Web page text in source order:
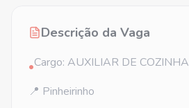
Descrição da Vaga
•Cargo: AUXILIAR DE COZINHA
📍 Pinheirinho